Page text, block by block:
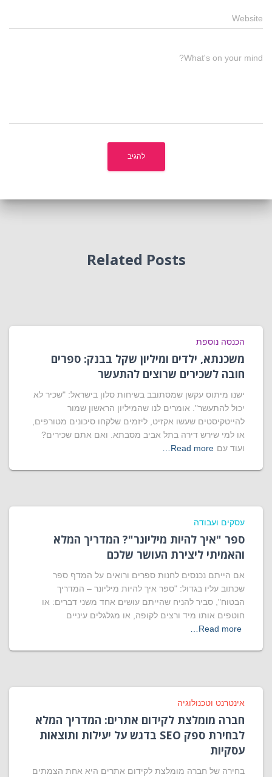
Website
What's on your mind?
Related Posts
הכנסה נוספת
משכנתא, ילדים ומיליון שקל בבנק: ספרים
חובה לשכירים שרוצים להתעשר
ישנו מיתוס עקשן שמסתובב בשיחות סלון בישראל: "שכיר לא
יכול להתעשר". אומרים לנו שהמיליון הראשון שמור
להייטקיסטים שעשו אקזיט, ליזמים שלקחו סיכונים מטורפים,
או למי שירש דירה בתל אביב מסבתא. ואם אתם שכירים?
ועוד עם Read more…
עסקים ועבודה
ספר "איך להיות מיליונר"? המדריך המלא
והאמיתי ליצירת העושר שלכם
אם הייתם נכנסים לחנות ספרים ורואים על המדף ספר
שכתוב עליו בגדול: "ספר איך להיות מיליונר – המדריך
הבטוח", סביר להניח שהייתם עושים אחד משני דברים: או
חוטפים אותו מיד ורצים לקופה, או מגלגלים עיניים
Read more…
אינטרנט וטכנולוגיה
חברה מומלצת לקידום אתרים: המדריך המלא
לבחירת ספק SEO בדגש על יעילות ותוצאות
עסקיות
בחירה של חברה מומלצת לקידום אתרים היא אחת הצמתים